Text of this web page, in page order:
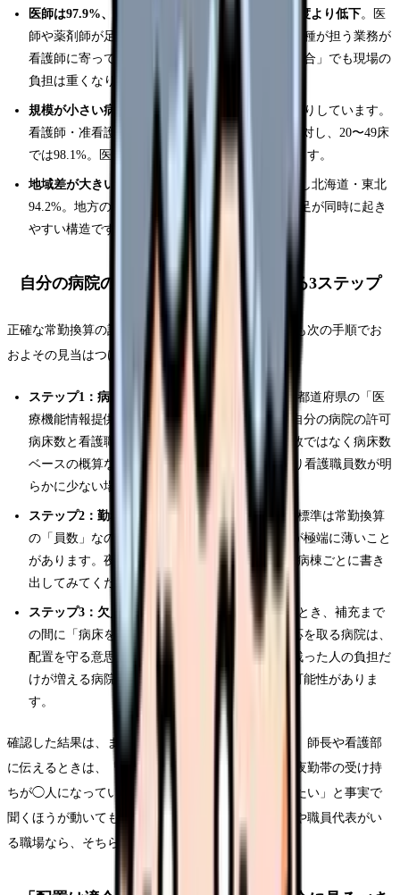
医師は97.9%、薬剤師は97.7%で、いずれも前年度より低下。医
師や薬剤師が足りない病院では、本来それらの職種が担う業務が
看護師に寄ってくることがあり、看護配置が「適合」でも現場の
負担は重くなりがちです。
規模が小さい病院ほど適合率が低い
傾向がはっきりしています。
看護師・准看護師の適合率は300床以上で100%に対し、20〜49床
では98.1%。医師は20〜49床で95.3%まで下がります。
地域差が大きい
。医師の適合率は近畿99.6%に対し北海道・東北
94.2%。地方の中小病院では、複数職種の人員不足が同時に起き
やすい構造です。
自分の病院のおおよその配置を確かめる3ステップ
正確な常勤換算の計算は複雑ですが、働きながらでも次の手順でお
およその見当はつけられます。
ステップ1：病床数と職員数の公開情報を見る
。都道府県の「医
療機能情報提供制度（医療情報ネット）」で、自分の病院の許可
病床数と看護職員数が公開されています。患者数ではなく病床数
ベースの概算なら、一般病床で「病床数÷3」より看護職員数が明
らかに少ない場合は黄信号です。
ステップ2：勤務表で夜勤帯の実働を見る
。配置標準は常勤換算
の「員数」なので、日中は足りていても夜勤帯が極端に薄いこと
があります。夜勤1人あたりの受け持ち患者数を病棟ごとに書き
出してみてください。
ステップ3：欠員時の運用を見る
。退職者が出たとき、補充まで
の間に「病床を減らす」「入院を制限する」対応を取る病院は、
配置を守る意思がある病院です。何も変えずに残った人の負担だ
けが増える病院は、構造的な問題を抱えている可能性がありま
す。
確認した結果は、まず職場との話し合いに使えます。師長や看護部
に伝えるときは、「つらい」という感覚ではなく「夜勤帯の受け持
ちが◯人になっている」「欠員後の補充計画を知りたい」と事実で
聞くほうが動いてもらいやすくなります。労働組合や職員代表がい
る職場なら、そちらを通す方法もあります。